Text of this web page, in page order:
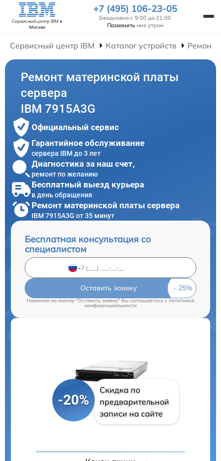
Сервисный центр IBM в
Москве
+7 (495) 106-23-05
Ежедневно с 9:00 до 21:00
Позвонить мне утром
Сервисный центр IBM Каталог устройств Ремонт
Ремонт материнской платы
сервера
IBM 7915A3G
Официальный сервис
Гарантийное обслуживание
сервера IBM до 3 лет
Диагностика за наш счет,
ремонт по желанию
Бесплатный выезд курьера
в день обращения
Ремонт материнской платы сервера
IBM 7915A3G от 35 минут
Бесплатная консультация со
специалистом
Оставить заявку
Нажимая на кнопку "Оставить заявку" Вы соглашаетесь c политикой
конфиденциальности
-20%
Скидка по
предварительной
записи на сайте